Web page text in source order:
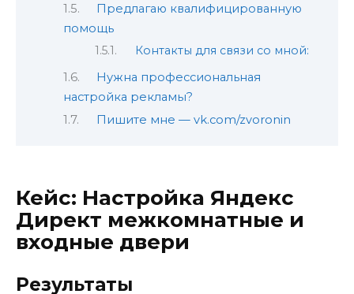
Предлагаю квалифицированную
помощь
Контакты для связи со мной:
Нужна профессиональная
настройка рекламы?
Пишите мне — vk.com/zvoronin
Кейс: Настройка Яндекс
Директ межкомнатные и
входные двери
Результаты